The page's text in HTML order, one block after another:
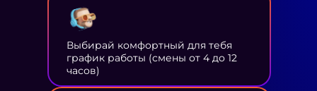
Выбирай комфортный для тебя
график работы (смены от 4 до 12
часов)